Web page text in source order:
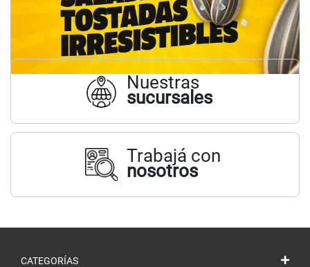
Nuestras
sucursales
Trabajá con
nosotros
CATEGORÍAS